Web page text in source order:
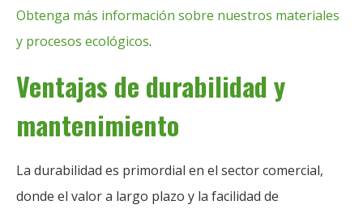
Obtenga más información sobre nuestros materiales
y procesos ecológicos.
Ventajas de durabilidad y
mantenimiento
La durabilidad es primordial en el sector comercial,
donde el valor a largo plazo y la facilidad de